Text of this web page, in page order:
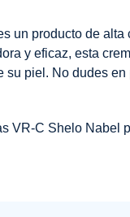
un producto de
y eficaz, esta
su piel. No dudes
VR-C Shelo